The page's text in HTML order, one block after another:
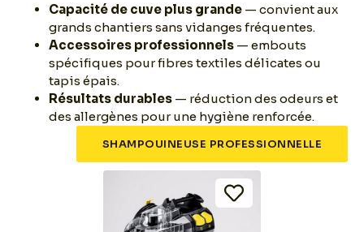
Capacité de cuve plus grande — convient aux
grands chantiers sans vidanges fréquentes.
Accessoires professionnels — embouts
spécifiques pour fibres textiles délicates ou
tapis épais.
Résultats durables — réduction des odeurs et
des allergènes pour une hygiène renforcée.
SHAMPOUINEUSE PROFESSIONNELLE